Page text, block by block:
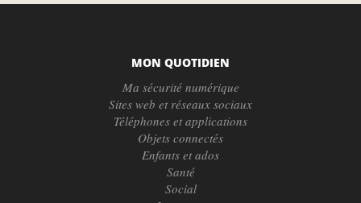
MON QUOTIDIEN
Ma sécurité numérique
Sites web et réseaux sociaux
Téléphones et applications
Objets connectés
Enfants et ados
Santé
Social